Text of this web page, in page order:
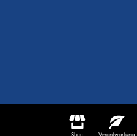
Shop Verantwortung